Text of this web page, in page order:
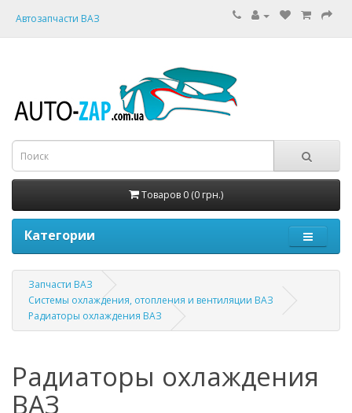
Автозапчасти ВАЗ
Товаров 0 (0 грн.)
Категории
Запчасти ВАЗ
Системы охлаждения, отопления и вентиляции ВАЗ
Радиаторы охлаждения ВАЗ
Радиаторы охлаждения
ВАЗ